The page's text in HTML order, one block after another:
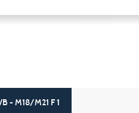
- M18/M21 F 1